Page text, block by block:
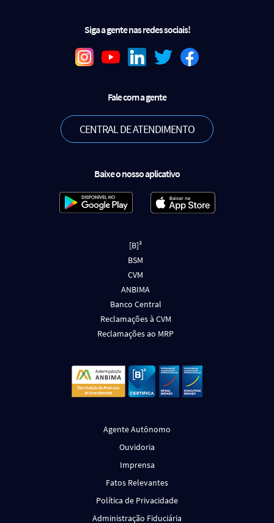
Siga a gente nas redes sociais!
Fale com a gente
CENTRAL DE ATENDIMENTO
Baixe o nosso aplicativo
[B]³
BSM
CVM
ANBIMA
Banco Central
Reclamações à CVM
Reclamações ao MRP
Agente Autônomo
Ouvidoria
Imprensa
Fatos Relevantes
Política de Privacidade
Administração Fiduciária